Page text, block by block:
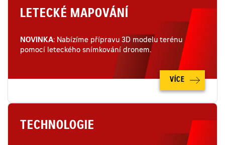
LETECKÉ MAPOVÁNÍ
NOVINKA: Nabízíme přípravu 3D modelu terénu
pomocí leteckého snímkování dronem.
VÍCE
TECHNOLOGIE